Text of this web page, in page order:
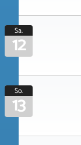
Sa.
12
So.
13